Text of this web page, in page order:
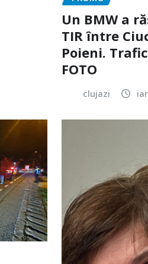
Un BMW a
TIR între
Poieni.
FOTO
clujazi